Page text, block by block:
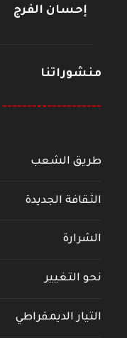
إحسان الفرج
منشوراتنا
--------------------
طريق الشعب
الثقافة الجديدة
الشرارة
نحو التغيير
التيار الديمقراطي